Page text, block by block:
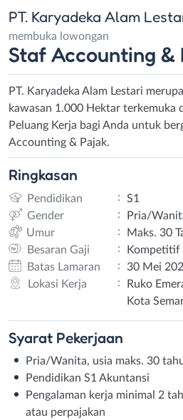
PT. Karyadeka Alam
membuka lowongan
Staf Accounting &
PT. Karyadeka Alam Lestari
kawasan 1.000 Hektar terkemuka
Peluang Kerja bagi Anda untuk
Accounting & Pajak.
Ringkasan
Pendidikan :
S1
Gender
:
Pria/
Umur
:
Maks. 30
Besaran Gaji
:
Kompetitif
Batas Lamaran
:
30 Mei
Lokasi Kerja
:
Ruko
Kota
Syarat Pekerjaan
Pria/Wanita, usia maks. 30
Pendidikan S1 Akuntansi
Pengalaman kerja minimal 2
atau perpajakan